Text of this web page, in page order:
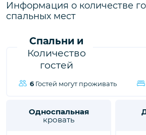
городе Калкан, ждет вас, чтобы
близким незабываемые впечатления от
Информация о количестве
спальных мест
Спальни и
Количество
гостей
6 Гостей могут проживать
Односпальная
кровать